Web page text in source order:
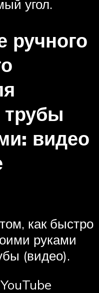
угол.
ручного
видео
как быстро
руками
(видео).